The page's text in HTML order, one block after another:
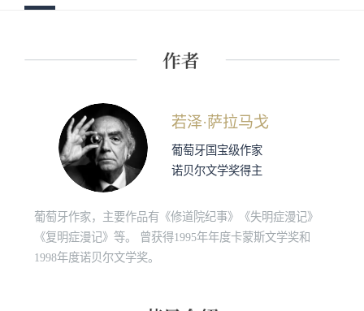
若泽·萨拉马戈
葡萄牙国宝级作家
诺贝尔文学奖得主
葡萄牙作家，主要作品有《修道院纪事》《失明症漫记》
《复明症漫记》等。 曾获得1995年年度卡蒙斯文学奖和
1998年度诺贝尔文学奖。